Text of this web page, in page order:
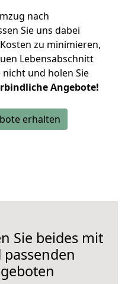
nach
Sie uns dabei
zu minimieren,
Lebensabschnitt
nicht und holen Sie
Angebote!
erhalten
Sie beides mit